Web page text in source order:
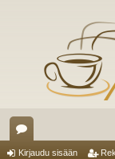
es
Kirjaudu sisään